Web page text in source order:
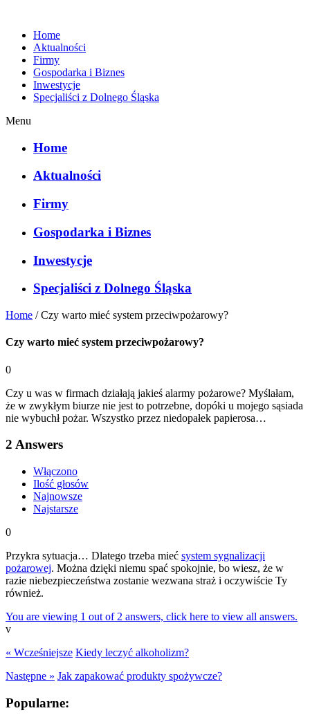
Home
Aktualności
Firmy
Gospodarka i Biznes
Inwestycje
Specjaliści z Dolnego Śląska
Menu
Home
Aktualności
Firmy
Gospodarka i Biznes
Inwestycje
Specjaliści z Dolnego Śląska
Home /Czy warto mieć system przeciwpożarowy?
Czy warto mieć system przeciwpożarowy?
0
Czy u was w firmach działają jakieś alarmy pożarowe? Myślałam,
że w zwykłym biurze nie jest to potrzebne, dopóki u mojego sąsiada
nie wybuchł pożar. Wszystko przez niedopałek papierosa…
2 Answers
Włączono
Ilość głosów
Najnowsze
Najstarsze
0
Przykra sytuacja… Dlatego trzeba mieć system sygnalizacji
pożarowej. Można dzięki niemu spać spokojnie, bo wiesz, że w
razie niebezpieczeństwa zostanie wezwana straż i oczywiście Ty
również.
You are viewing 1 out of 2 answers, click here to view all answers.
v
« Wcześniejsze Kiedy leczyć alkoholizm?
Następne » Jak zapakować produkty spożywcze?
Popularne: